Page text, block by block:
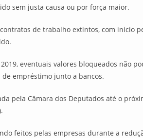
sem justa causa ou por força maior.
de trabalho extintos, com início
eventuais valores bloqueados não
empréstimo junto a bancos.
pela Câmara dos Deputados até o
feitos pelas empresas durante a